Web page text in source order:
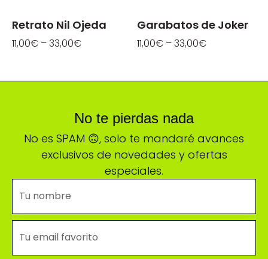
Retrato Nil Ojeda
11,00€ –33,00€
Garabatos de Joker
11,00€ –33,00€
No te pierdas nada
No es SPAM 🙃, solo te mandaré avances
exclusivos de novedades y ofertas
especiales.